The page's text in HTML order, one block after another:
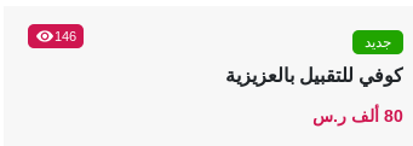
146 جديد
كوفي للتقبيل بالعزيزية
80 ألف ر.س